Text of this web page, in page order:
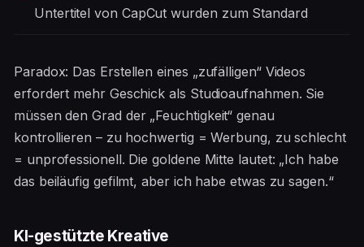
Untertitel von CapCut wurden zum Standard
Paradox: Das Erstellen eines „zufälligen“ Videos
erfordert mehr Geschick als Studioaufnahmen. Sie
müssen den Grad der „Feuchtigkeit“ genau
kontrollieren – zu hochwertig = Werbung, zu schlecht
= unprofessionell. Die goldene Mitte lautet: „Ich habe
das beiläufig gefilmt, aber ich habe etwas zu sagen.“
KI-gestützte Kreative